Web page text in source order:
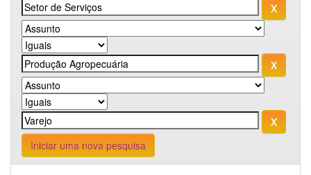
Iniciar uma nova pesquisa